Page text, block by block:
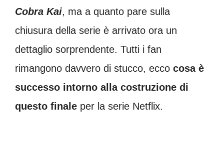
Cobra Kai, ma a quanto pare sulla
chiusura della serie è arrivato ora un
dettaglio sorprendente. Tutti i fan
rimangono davvero di stucco, ecco cosa è
successo intorno alla costruzione di
questo finale per la serie Netflix.